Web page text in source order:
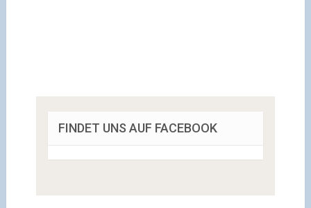
FINDET UNS AUF FACEBOOK